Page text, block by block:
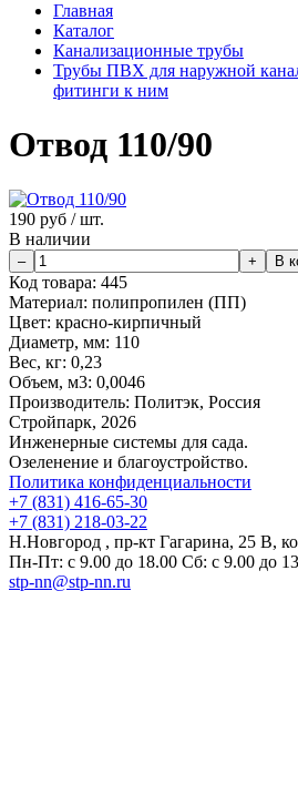
Главная
Каталог
Канализационные трубы
Трубы ПВХ для наружной
фитинги к ним
Отвод 110/90
190 руб / шт.
В наличии
Код товара: 445
Материал: полипропилен (ПП)
Цвет: красно-кирпичный
Диаметр, мм: 110
Вес, кг: 0,23
Объем, м3: 0,0046
Производитель: Политэк, Россия
Стройпарк, 2026
Инженерные системы для сада.
Озеленение и благоустройство.
Политика конфиденциальности
+7 (831) 416-65-30
+7 (831) 218-03-22
Н.Новгород , пр-кт Гагарина, 25 В,
Пн-Пт: с 9.00 до 18.00 Сб: с 9.00 до
stp-nn@stp-nn.ru